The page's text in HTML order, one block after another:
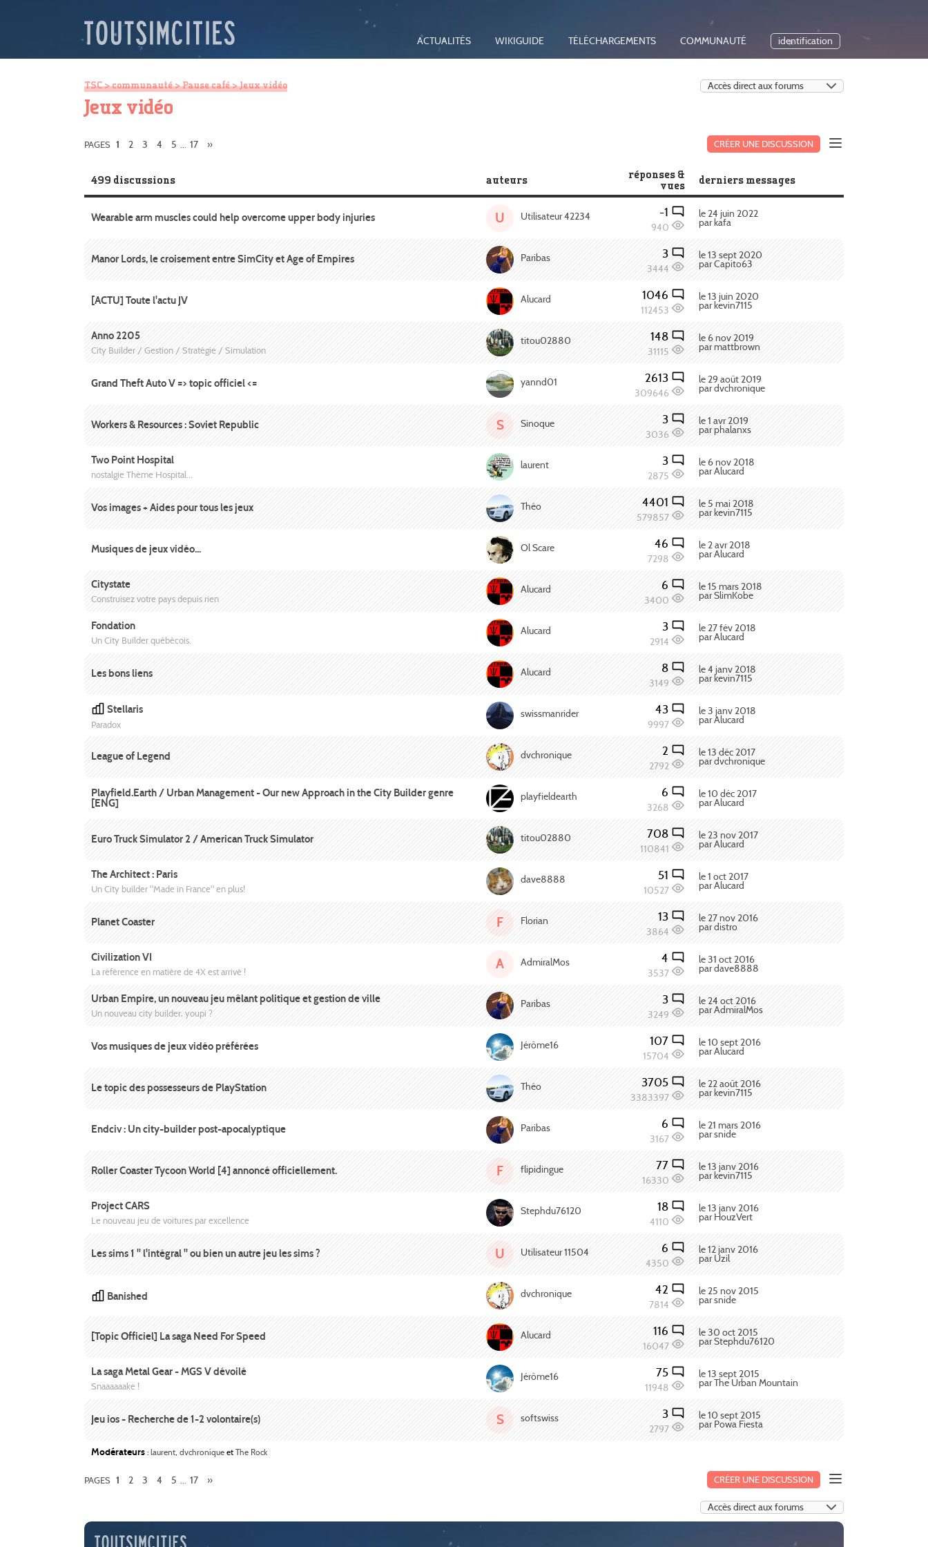
ACTUALITÉS WIKIGUIDE TÉLÉCHARGEMENTS COMMUNAUTÉ identification
TSC>communauté>Pause café> Jeux vidéo
Jeux vidéo
CRÉER UNE DISCUSSION
PAGES 1 2 3 4 5 ... 17 »
499 discussions auteurs
réponses &
vues
derniers messages
Wearable arm muscles could help overcome upper body injuries U Utilisateur 42234 -1
940
le 24 juin 2022
par kafa
Manor Lords, le croisement entre SimCity et Age of Empires Paribas 3
3444
le 13 sept 2020
par Capito63
[ACTU] Toute l'actu JV Alucard 1046
112453
le 13 juin 2020
par kevin7115
Anno 2205
City Builder / Gestion / Stratégie / Simulation
titou02880 148
31115
le 6 nov 2019
par mattbrown
Grand Theft Auto V => topic officiel <= yannd01 2613
309646
le 29 août 2019
par dvchronique
Workers & Resources : Soviet Republic S Sinoque 3
3036
le 1 avr 2019
par phalanxs
Two Point Hospital
nostalgie Thème Hospital...
laurent 3
2875
le 6 nov 2018
par Alucard
Vos images + Aides pour tous les jeux Théo 4401
579857
le 5 mai 2018
par kevin7115
Musiques de jeux vidéo... Ol Scare 46
7298
le 2 avr 2018
par Alucard
Citystate
Construisez votre pays depuis rien
Alucard 6
3400
le 15 mars 2018
par SlimKobe
Fondation
Un City Builder québécois.
Alucard 3
2914
le 27 fév 2018
par Alucard
Les bons liens Alucard 8
3149
le 4 janv 2018
par kevin7115
Stellaris
Paradox
swissmanrider 43
9997
le 3 janv 2018
par Alucard
League of Legend dvchronique 2
2792
le 13 déc 2017
par dvchronique
Playfield.Earth / Urban Management - Our new Approach in the City Builder genre
[ENG]
playfieldearth 6
3268
le 10 déc 2017
par Alucard
Euro Truck Simulator 2 / American Truck Simulator titou02880 708
110841
le 23 nov 2017
par Alucard
The Architect : Paris
Un City builder "Made in France" en plus!
dave8888 51
10527
le 1 oct 2017
par Alucard
Planet Coaster F Florian 13
3864
le 27 nov 2016
par distro
Civilization VI
La référence en matière de 4X est arrivé ! A AdmiralMos 4
3537
le 31 oct 2016
par dave8888
Urban Empire, un nouveau jeu mêlant politique et gestion de ville
Un nouveau city builder, youpi ?
Paribas 3
3249
le 24 oct 2016
par AdmiralMos
Vos musiques de jeux vidéo préférées Jérôme16 107
15704
le 10 sept 2016
par Alucard
Le topic des possesseurs de PlayStation Théo 3705
3383397
le 22 août 2016
par kevin7115
Endciv : Un city-builder post-apocalyptique Paribas 6
3167
le 21 mars 2016
par snide
Roller Coaster Tycoon World [4] annoncé officiellement. F flipidingue 77
16330
le 13 janv 2016
par kevin7115
Project CARS
Le nouveau jeu de voitures par excellence
Stephdu76120 18
4110
le 13 janv 2016
par HouzVert
Les sims 1 " l'intégral " ou bien un autre jeu les sims ? U Utilisateur 11504 6
4350
le 12 janv 2016
par Uzil
Banished dvchronique 42
7814
le 25 nov 2015
par snide
[Topic Officiel] La saga Need For Speed Alucard 116
16047
le 30 oct 2015
par Stephdu76120
La saga Metal Gear - MGS V dévoilé
Snaaaaaake !
Jérôme16 75
11948
le 13 sept 2015
par The Urban Mountain
Jeu ios - Recherche de 1-2 volontaire(s) S softswiss 3
2797
le 10 sept 2015
par Powa Fiesta
Modérateurs : laurent, dvchronique et The Rock
CRÉER UNE DISCUSSION
PAGES 1 2 3 4 5 ... 17 »